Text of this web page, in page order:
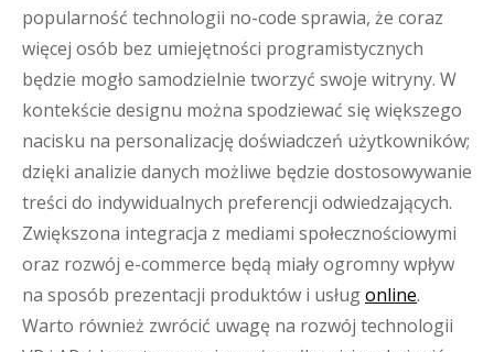
popularność technologii no-code sprawia, że coraz
więcej osób bez umiejętności programistycznych
będzie mogło samodzielnie tworzyć swoje witryny. W
kontekście designu można spodziewać się większego
nacisku na personalizację doświadczeń użytkowników;
dzięki analizie danych możliwe będzie dostosowywanie
treści do indywidualnych preferencji odwiedzających.
Zwiększona integracja z mediami społecznościowymi
oraz rozwój e-commerce będą miały ogromny wpływ
na sposób prezentacji produktów i usługonline.
Warto również zwrócić uwagę na rozwój technologii